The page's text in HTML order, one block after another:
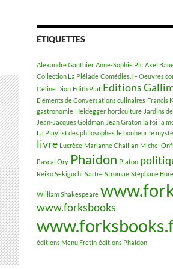
ÉTIQUETTES
Alexandre Gauthier Anne-Sophie Pic Axel
Collection La Pléiade Comédies.I – Oeuvres
Céline Dion Edith Piaf Editions
Eléments de Conversations culinaires Francis
gastronomie Heidegger horticulture Jardins
Jean-Jacques Goldman Jean Graton la foi la
La Playlist des philosophes le bonheur le
livre Lucrèce Marianne Chaillan Michel
Pascal Ory Phaidon Platon
Reiko Sekiguchi Sartre Stromaë Stéphane
William Shakespeare
www.forksbooks
éditions Menu Fretin éditions Phaidon